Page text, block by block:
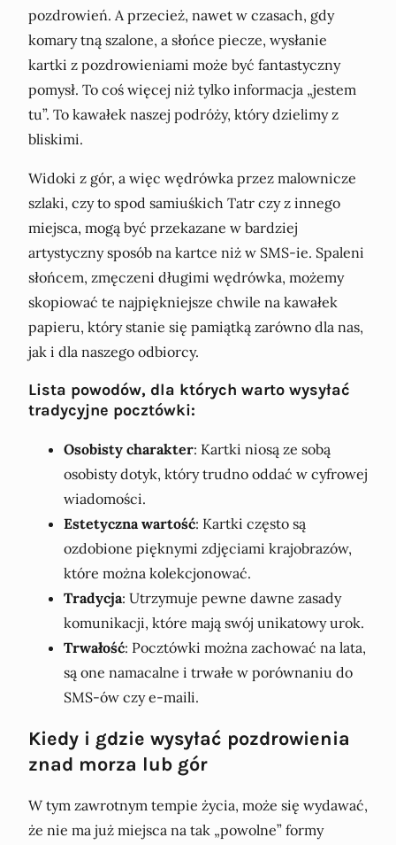
pozdrowień. A przecież, nawet w czasach, gdy
komary tną szalone, a słońce piecze, wysłanie
kartki z pozdrowieniami może być fantastyczny
pomysł. To coś więcej niż tylko informacja „jestem
tu”. To kawałek naszej podróży, który dzielimy z
bliskimi.
Widoki z gór, a więc wędrówka przez malownicze
szlaki, czy to spod samiuśkich Tatr czy z innego
miejsca, mogą być przekazane w bardziej
artystyczny sposób na kartce niż w SMS-ie. Spaleni
słońcem, zmęczeni długimi wędrówka, możemy
skopiować te najpiękniejsze chwile na kawałek
papieru, który stanie się pamiątką zarówno dla nas,
jak i dla naszego odbiorcy.
Lista powodów, dla których warto wysyłać
tradycyjne pocztówki:
Osobisty charakter: Kartki niosą ze sobą
osobisty dotyk, który trudno oddać w cyfrowej
wiadomości.
Estetyczna wartość: Kartki często są
ozdobione pięknymi zdjęciami krajobrazów,
które można kolekcjonować.
Tradycja: Utrzymuje pewne dawne zasady
komunikacji, które mają swój unikatowy urok.
Trwałość: Pocztówki można zachować na lata,
są one namacalne i trwałe w porównaniu do
SMS-ów czy e-maili.
Kiedy i gdzie wysyłać pozdrowienia
znad morza lub gór
W tym zawrotnym tempie życia, może się wydawać,
że nie ma już miejsca na tak „powolne” formy